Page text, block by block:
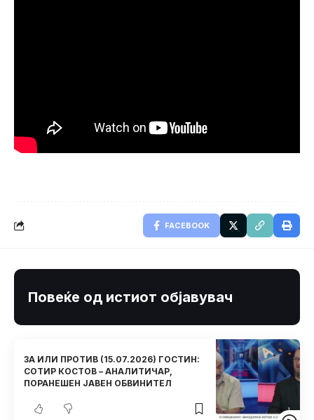
FACEBOOK
Повеќе од истиот објавувач
ЗА ИЛИ ПРОТИВ (15.07.2026) ГОСТИН:
СОТИР КОСТОВ – АНАЛИТИЧАР,
ПОРАНЕШЕН ЈАВЕН ОБВИНИТЕЛ